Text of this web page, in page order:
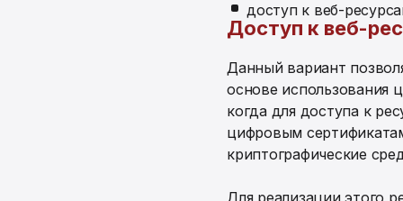
доступ к веб-
Доступ к веб-
Данный вариант
основе использования
когда для доступа к
цифровым
криптографические
Для реализации этого